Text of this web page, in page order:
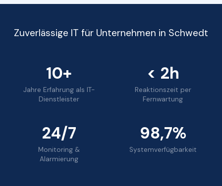
Zuverlässige IT für Unternehmen in Schwedt
10+
Jahre Erfahrung als IT-
Dienstleister
< 2h
Reaktionszeit per
Fernwartung
24/7
Monitoring &
Alarmierung
98,7%
Systemverfügbarkeit